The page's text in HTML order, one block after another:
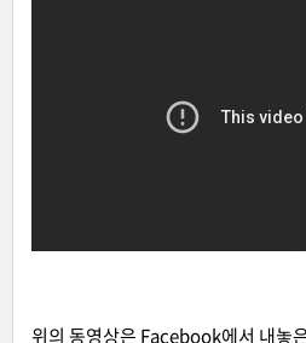
위의 동영상은 Facebook에서 내놓